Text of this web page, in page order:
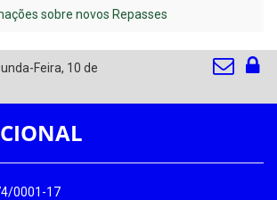
sobre novos Repasses
Feira, 10 de
0001-17